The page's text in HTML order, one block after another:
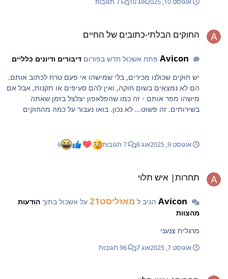
אוגוסט 10, 2025 אוג 10
החוקים הבלתי-כתובים של החיים
Aviconפתח אשכול חדש בפורום דיבורים ודיונים כלליים
יש חוקים שכולנו מכירים, בלי שמישהו אי פעם טרח לכתוב אותם.
הם לא נמצאים בשום חוקה, ואין להם סעיפים או תקנות, אבל אם
מישהו מפר אותם - זה כמו שהפלאפון יצלצל בזמן שאתה
בשירותים. זה פשוט... לא נכון. בואו נעבור על כמה מהחוקים
פיצה. יש משהו קדוש - משהו מיוחד - בלתפוס את המשולש,
לקפל קצת, ולתת ביס. כשמישהו יושב מולך ומתחיל לחלל את
למטען לפני שחיברת את המטען לשקע. פשוט לא עושים את זה.
דחוס ביציאה של האוטובוס, כשמישהו מחליט שהוא צריך להיכנס
אוגוסט 9, 2025 אוג 9 6
תחרות| איש תלוי
Aviconהגיב ל מאזליסט21 על אשכול בתוך הודעות
מהצוות
מרגלית צנעני
אוגוסט 7, 2025 אוג 7